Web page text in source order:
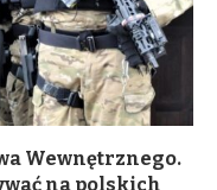
Wewnętrznego.
na polskich